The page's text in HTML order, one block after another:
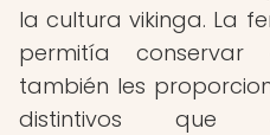
la cultura vikinga. La
permitía conservar
también les
distintivos que